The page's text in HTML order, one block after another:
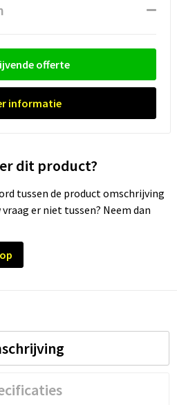
offerte
informatie
dit product?
tussen de product omschrijving
er niet tussen? Neem dan